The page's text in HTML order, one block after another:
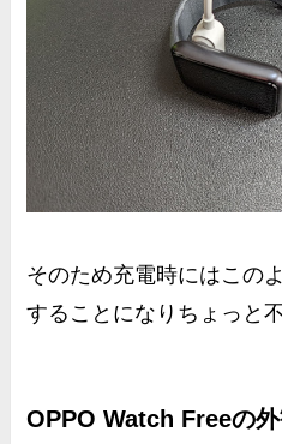
そのため充電時にはこの
することになりちょっと
OPPO Watch Freeの